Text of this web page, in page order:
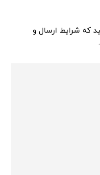
که شرایط ارسال و